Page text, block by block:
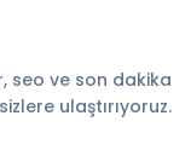
seo ve son dakika
ulaştırıyoruz.